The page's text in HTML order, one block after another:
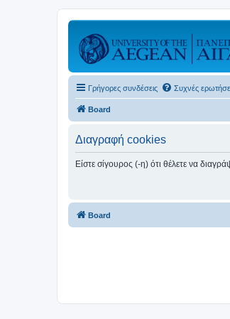
Γρήγορες συνδέσεις Συχνές
Board
Διαγραφή cookies
Είστε σίγουρος (-η) ότι θέλετε να
Board